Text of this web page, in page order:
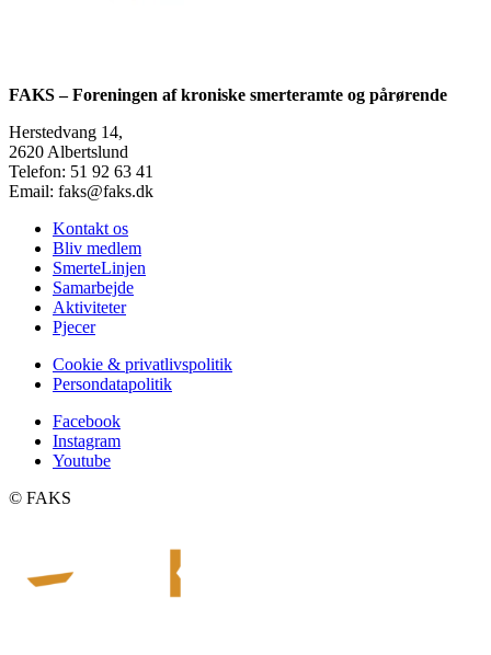
FAKS – Foreningen af kroniske smerteramte og pårørende
Herstedvang 14,
2620 Albertslund
Telefon: 51 92 63 41
Email: faks@faks.dk
Kontakt os
Bliv medlem
SmerteLinjen
Samarbejde
Aktiviteter
Pjecer
Cookie & privatlivspolitik
Persondatapolitik
Facebook
Instagram
Youtube
©️ FAKS